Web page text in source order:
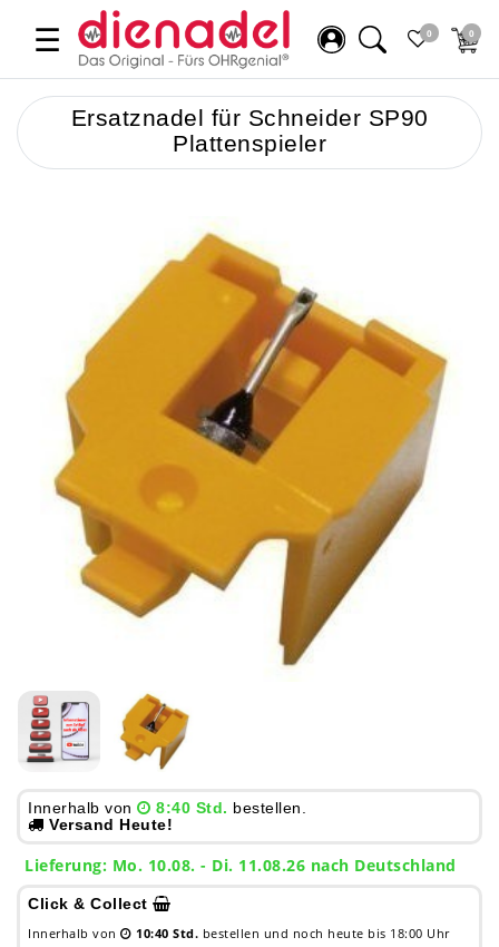
☰ 0 0
Ersatznadel für Schneider SP90
Plattenspieler
Innerhalb von 8:40 Std. bestellen.
Versand Heute!
Lieferung: Mo. 10.08. - Di. 11.08.26 nach Deutschland
Click & Collect
Innerhalb von 10:40 Std. bestellen und noch heute bis 18:00 Uhr